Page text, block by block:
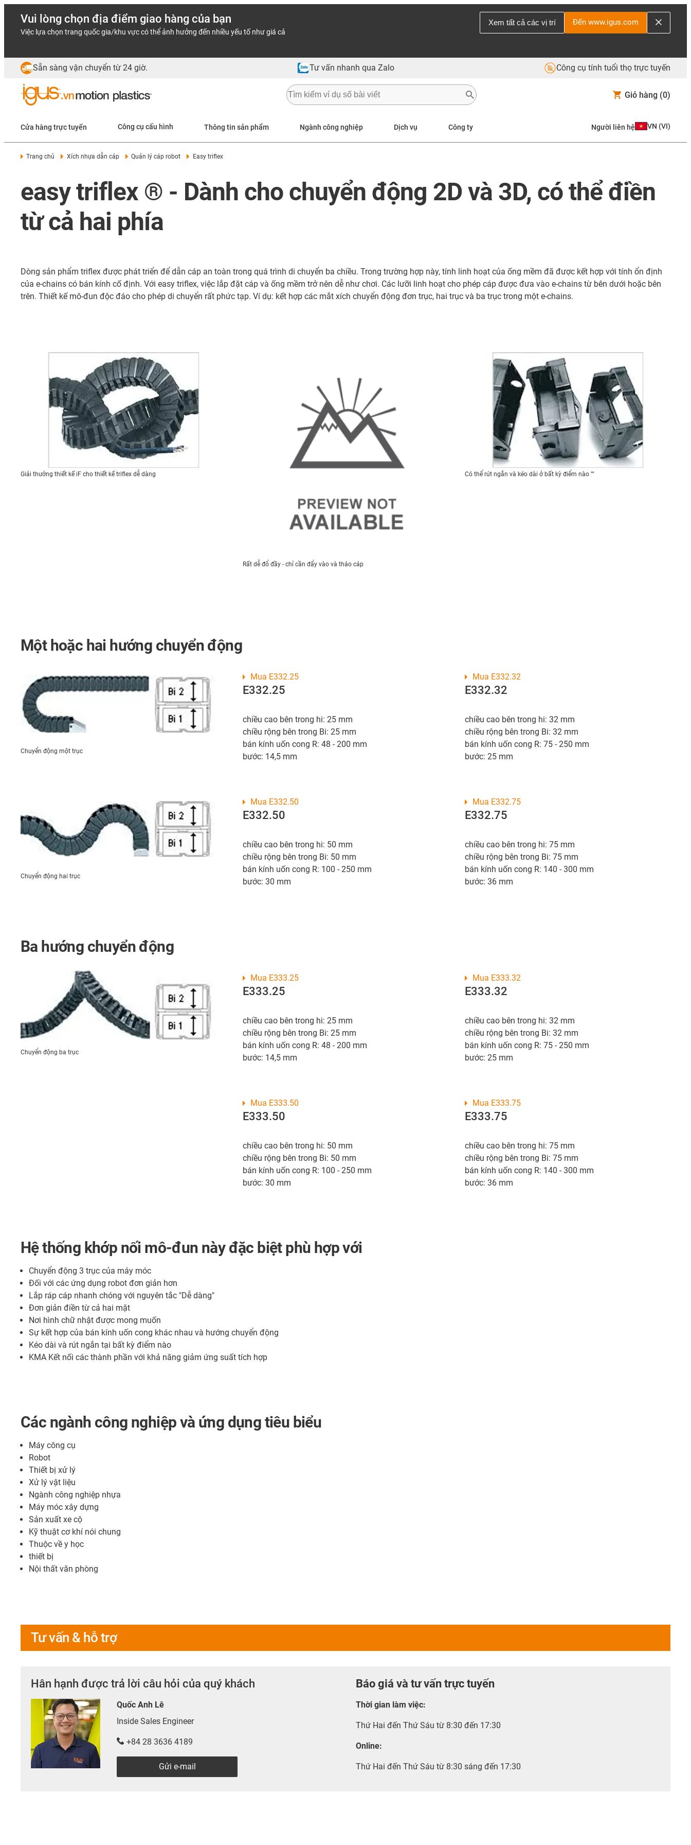
Vui lòng chọn địa điểm giao hàng của bạn
Việc lựa chọn trang quốc gia/khu vực có thể ảnh hưởng đến nhiều yếu tố như giá cả
Xem tất cả các vị trí Đến www.igus.com
Sẵn sàng vận chuyển từ 24 giờ. Tư vấn nhanh qua Zalo Công cụ tính tuổi thọ trực tuyến
Giỏ hàng (0)
Cửa hàng trực tuyến Công cụ cấu hình Thông tin sản phẩm Ngành công nghiệp Dịch vụ Công ty Người liên hệ VN (VI)
Trang chủ Xích nhựa dẫn cáp Quản lý cáp robot Easy triflex
easy triflex ® - Dành cho chuyển động 2D và 3D, có thể điền
từ cả hai phía
Dòng sản phẩm triflex được phát triển để dẫn cáp an toàn trong quá trình di chuyển ba chiều. Trong trường hợp này, tính linh hoạt của ống mềm đã được kết hợp với tính ổn định
của e-chains có bán kính cố định. Với easy triflex, việc lắp đặt cáp và ống mềm trở nên dễ như chơi. Các lưỡi linh hoạt cho phép cáp được đưa vào e-chains từ bên dưới hoặc bên
trên. Thiết kế mô-đun độc đáo cho phép di chuyển rất phức tạp. Ví dụ: kết hợp các mắt xích chuyển động đơn trục, hai trục và ba trục trong một e-chains.
Giải thưởng thiết kế iF cho thiết kế triflex dễ dàng
Rất dễ đổ đầy - chỉ cần đẩy vào và tháo cáp
Có thể rút ngắn và kéo dài ở bất kỳ điểm nào ""
Một hoặc hai hướng chuyển động
Chuyển động một trục
E332.25
chiều cao bên trong hi: 25 mm
chiều rộng bên trong Bi: 25 mm
bán kính uốn cong R: 48 - 200 mm
bước: 14,5 mm
Mua E332.25
E332.32
chiều cao bên trong hi: 32 mm
chiều rộng bên trong Bi: 32 mm
bán kính uốn cong R: 75 - 250 mm
bước: 25 mm
Mua E332.32
Chuyển động hai trục
E332.50
chiều cao bên trong hi: 50 mm
chiều rộng bên trong Bi: 50 mm
bán kính uốn cong R: 100 - 250 mm
bước: 30 mm
Mua E332.50
E332.75
chiều cao bên trong hi: 75 mm
chiều rộng bên trong Bi: 75 mm
bán kính uốn cong R: 140 - 300 mm
bước: 36 mm
Mua E332.75
Ba hướng chuyển động
Chuyển động ba trục
E333.25
chiều cao bên trong hi: 25 mm
chiều rộng bên trong Bi: 25 mm
bán kính uốn cong R: 48 - 200 mm
bước: 14,5 mm
Mua E333.25
E333.32
chiều cao bên trong hi: 32 mm
chiều rộng bên trong Bi: 32 mm
bán kính uốn cong R: 75 - 250 mm
bước: 25 mm
Mua E333.32
E333.50
chiều cao bên trong hi: 50 mm
chiều rộng bên trong Bi: 50 mm
bán kính uốn cong R: 100 - 250 mm
bước: 30 mm
Mua E333.50
E333.75
chiều cao bên trong hi: 75 mm
chiều rộng bên trong Bi: 75 mm
bán kính uốn cong R: 140 - 300 mm
bước: 36 mm
Mua E333.75
Hệ thống khớp nối mô-đun này đặc biệt phù hợp với
Chuyển động 3 trục của máy móc
Đối với các ứng dụng robot đơn giản hơn
Lắp ráp cáp nhanh chóng với nguyên tắc "Dễ dàng"
Đơn giản điền từ cả hai mặt
Nơi hình chữ nhật được mong muốn
Sự kết hợp của bán kính uốn cong khác nhau và hướng chuyển động
Kéo dài và rút ngắn tại bất kỳ điểm nào
KMA Kết nối các thành phần với khả năng giảm ứng suất tích hợp
Các ngành công nghiệp và ứng dụng tiêu biểu
Máy công cụ
Robot
Thiết bị xử lý
Xử lý vật liệu
Ngành công nghiệp nhựa
Máy móc xây dựng
Sản xuất xe cộ
Kỹ thuật cơ khí nói chung
Thuộc về y học
thiết bị
Nội thất văn phòng
Tư vấn & hỗ trợ
Hân hạnh được trả lời câu hỏi của quý khách
Quốc Anh Lê
Inside Sales Engineer
+84 28 3636 4189
Gửi e-mail
Báo giá và tư vấn trực tuyến
Thời gian làm việc:
Thứ Hai đến Thứ Sáu từ 8:30 đến 17:30
Online:
Thứ Hai đến Thứ Sáu từ 8:30 sáng đến 17:30